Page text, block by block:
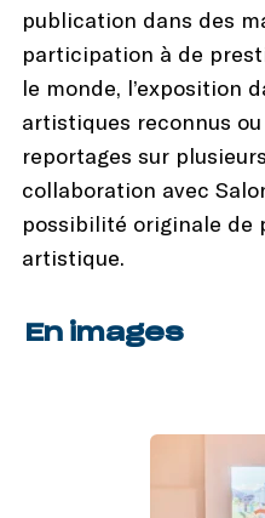
publication dans des
participation à de
le monde, l’exposition
artistiques reconnus
reportages sur
collaboration avec
possibilité originale de
artistique.
En images